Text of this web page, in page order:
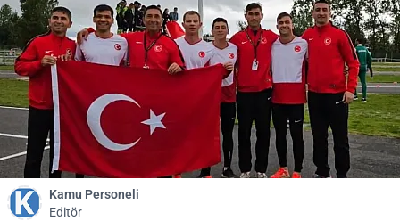
Kamu Personeli
Editör